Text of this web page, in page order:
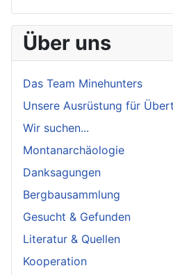
Über uns
Das Team Minehunters
Unsere Ausrüstung für
Wir suchen...
Montanarchäologie
Danksagungen
Bergbausammlung
Gesucht & Gefunden
Literatur & Quellen
Kooperation